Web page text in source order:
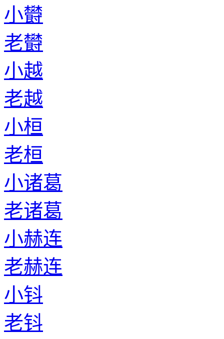
小欎
老欎
小越
老越
小桓
老桓
小诸葛
老诸葛
小赫连
老赫连
小钭
老钭